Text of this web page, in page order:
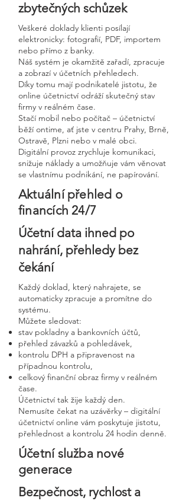
zbytečných schůzek
Veškeré doklady klienti posílají
elektronicky: fotografií, PDF, importem
nebo přímo z banky.
Náš systém je okamžitě zařadí, zpracuje
a zobrazí v účetních přehledech.
Díky tomu mají podnikatelé jistotu, že
online účetnictví odráží skutečný stav
firmy v reálném čase.
Stačí mobil nebo počítač – účetnictví
běží ontime, ať jste v centru Prahy, Brně,
Ostravě, Plzni nebo v malé obci.
Digitální provoz zrychluje komunikaci,
snižuje náklady a umožňuje vám věnovat
se vlastnímu podnikání, ne papírování.
Aktuální přehled o
financích 24/7
Účetní data ihned po
nahrání, přehledy bez
čekání
Každý doklad, který nahrajete, se
automaticky zpracuje a promítne do
systému.
Můžete sledovat:
stav pokladny a bankovních účtů,
přehled závazků a pohledávek,
kontrolu DPH a připravenost na
případnou kontrolu,
celkový finanční obraz firmy v reálném
čase.
Účetnictví tak žije každý den.
Nemusíte čekat na uzávěrky – digitální
účetnictví online vám poskytuje jistotu,
přehlednost a kontrolu 24 hodin denně.
Účetní služba nové
generace
Bezpečnost, rychlost a